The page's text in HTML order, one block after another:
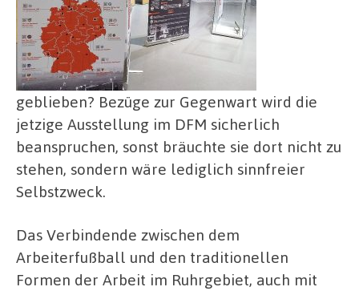
geblieben? Bezüge zur Gegenwart wird die
jetzige Ausstellung im DFM sicherlich
beanspruchen, sonst bräuchte sie dort nicht zu
stehen, sondern wäre lediglich sinnfreier
Selbstzweck.
Das Verbindende zwischen dem
Arbeiterfußball und den traditionellen
Formen der Arbeit im Ruhrgebiet, auch mit